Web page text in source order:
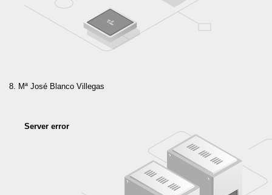
Mª José Blanco Villegas
Server error